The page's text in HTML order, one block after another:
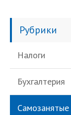
Рубрики
Налоги
Бухгалтерия
Самозанятые